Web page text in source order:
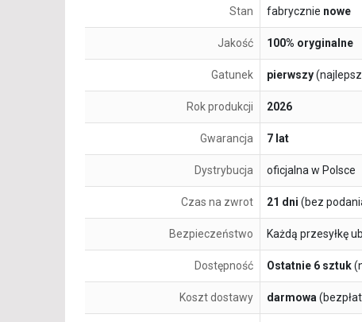
Stan fabrycznie nowe
Jakość 100% oryginalne
Gatunek pierwszy
Rok produkcji 2026
Gwarancja 7 lat
Dystrybucja oficjalna w Polsce
Czas na zwrot 21 dni (bez
Bezpieczeństwo Każdą przesyłkę
Dostępność Ostatnie 6 sztuk
Koszt dostawy darmowa